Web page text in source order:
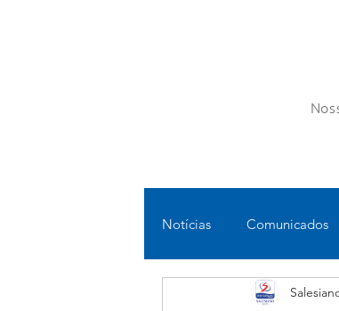
Notícias Comunicados
Fundamental II